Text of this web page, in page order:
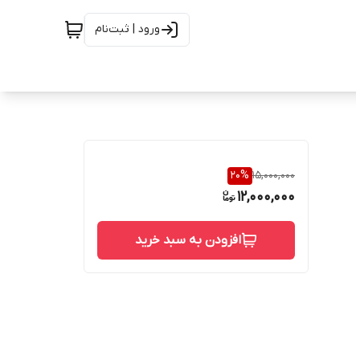
ورود | ثبت‌نام
15,000,000
20%
12,000,000
افزودن به سبد خرید